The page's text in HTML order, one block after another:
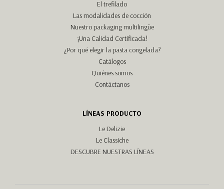
El trefilado
Las modalidades de cocción
Nuestro packaging multilingüe
¡Una Calidad Certificada!
¿Por qué elegir la pasta congelada?
Catálogos
Quiénes somos
Contáctanos
LÍNEAS PRODUCTO
Le Delizie
Le Classiche
DESCUBRE NUESTRAS LÍNEAS